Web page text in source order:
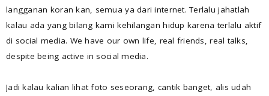
langganan koran kan, semua ya dari internet. Terlalu jahatlah
kalau ada yang bilang kami kehilangan hidup karena terlalu aktif
di social media. We have our own life, real friends, real talks,
despite being active in social media.
Jadi kalau kalian lihat foto seseorang, cantik banget, alis udah